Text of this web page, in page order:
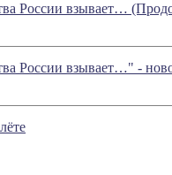
России взывает…
России взывает…" -